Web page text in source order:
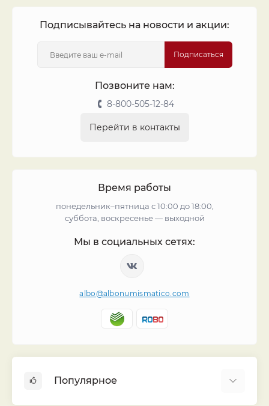
Подписывайтесь на новости и акции:
Подписаться
Позвоните нам:
8-800-505-12-84
Перейти в контакты
Время работы
понедельник–пятница с 10:00 до 18:00,
суббота, воскресенье — выходной
Мы в социальных сетях:
albo@albonumismatico.com
Популярное